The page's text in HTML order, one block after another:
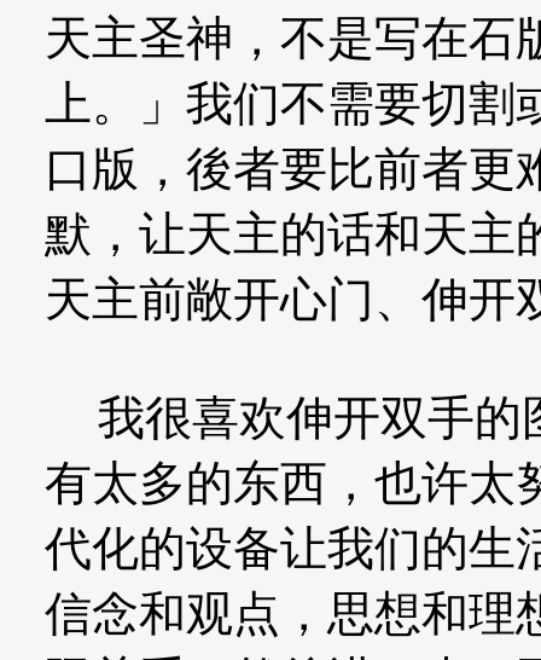
天主圣神，不是写在石
上。」我们不需要切
口版，後者要比前者更
默，让天主的话和天主
天主前敞开心门、伸开
我很喜欢伸开双手的
有太多的东西，也许太
代化的设备让我们的生
信念和观点，思想和理